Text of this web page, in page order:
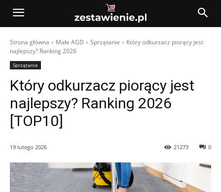
Strona główna Małe AGD Sprzątanie
Który odkurzacz piorący jest
najlepszy? Ranking 2026
Sprzątanie
Który odkurzacz piorący jest
najlepszy? Ranking 2026
[TOP10]
19 lutego 2026 0
21273